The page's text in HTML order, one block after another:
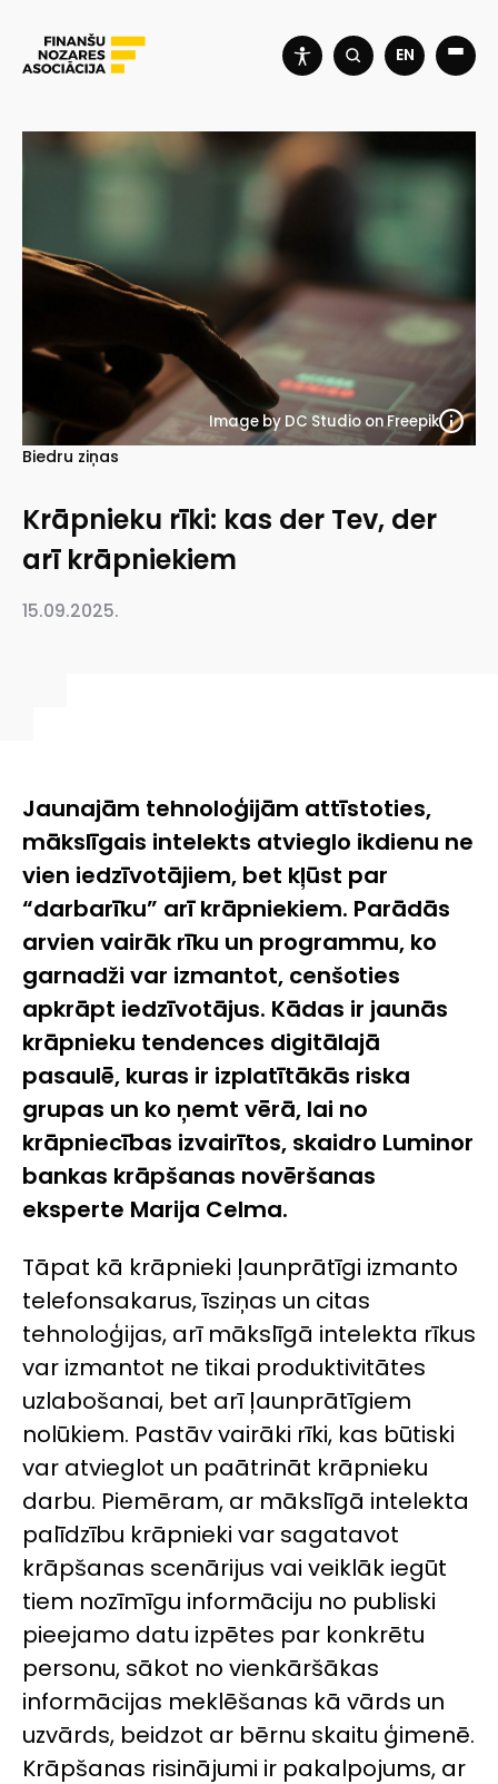
EN
Biedru ziņas
Krāpnieku rīki: kas der Tev, der
arī krāpniekiem
15.09.2025.
Image by DC Studio on Freepik
Jaunajām tehnoloģijām attīstoties,
mākslīgais intelekts atvieglo ikdienu ne
vien iedzīvotājiem, bet kļūst par
“darbarīku” arī krāpniekiem. Parādās
arvien vairāk rīku un programmu, ko
garnadži var izmantot, cenšoties
apkrāpt iedzīvotājus. Kādas ir jaunās
krāpnieku tendences digitālajā
pasaulē, kuras ir izplatītākās riska
grupas un ko ņemt vērā, lai no
krāpniecības izvairītos, skaidro Luminor
bankas krāpšanas novēršanas
eksperte Marija Celma.
Tāpat kā krāpnieki ļaunprātīgi izmanto
telefonsakarus, īsziņas un citas
tehnoloģijas, arī mākslīgā intelekta rīkus
var izmantot ne tikai produktivitātes
uzlabošanai, bet arī ļaunprātīgiem
nolūkiem. Pastāv vairāki rīki, kas būtiski
var atvieglot un paātrināt krāpnieku
darbu. Piemēram, ar mākslīgā intelekta
palīdzību krāpnieki var sagatavot
krāpšanas scenārijus vai veiklāk iegūt
tiem nozīmīgu informāciju no publiski
pieejamo datu izpētes par konkrētu
personu, sākot no vienkāršākas
informācijas meklēšanas kā vārds un
uzvārds, beidzot ar bērnu skaitu ģimenē.
Krāpšanas risinājumi ir pakalpojums, ar